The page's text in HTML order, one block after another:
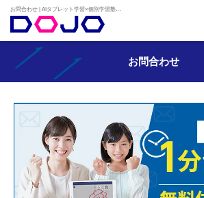
お問合わせ